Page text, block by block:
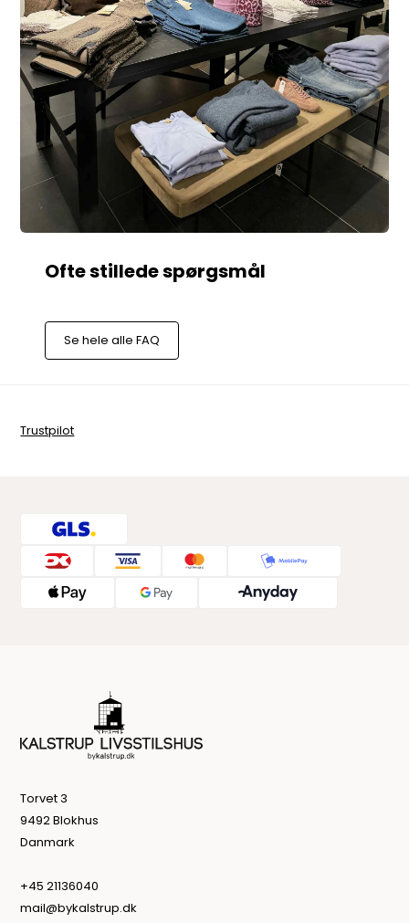
Se hele alle FAQ
Trustpilot
Torvet 3
9492 Blokhus
Danmark
+45 21136040
mail@bykalstrup.dk